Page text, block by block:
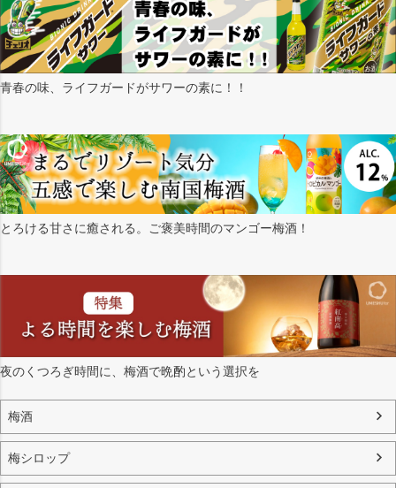
青春の味、ライフガードがサワーの素に！！
とろける甘さに癒される。ご褒美時間のマンゴー梅酒！
夜のくつろぎ時間に、梅酒で晩酌という選択を
梅酒
梅シロップ